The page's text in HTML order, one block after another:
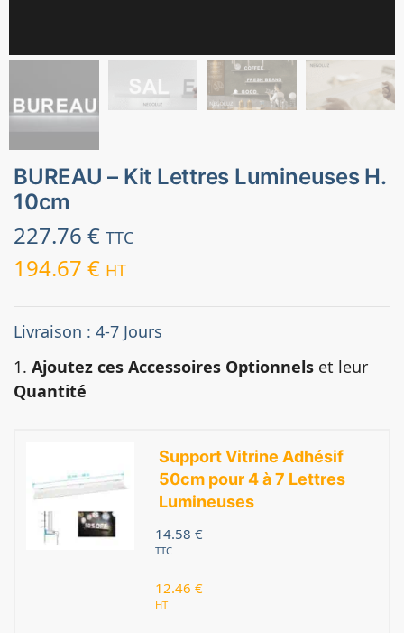
BUREAU – Kit Lettres Lumineuses H.
10cm
227.76 € TTC
194.67 € HT
Livraison : 4-7 Jours
1. Ajoutez ces Accessoires Optionnels et leur
Quantité
Support Vitrine Adhésif
50cm pour 4 à 7 Lettres
Lumineuses
14.58 €
TTC
12.46 €
HT